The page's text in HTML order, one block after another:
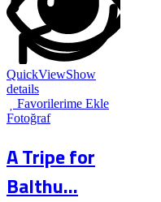
QuickViewShow
details
Favorilerime Ekle
Fotoğraf
A Tripe for
Balthu...